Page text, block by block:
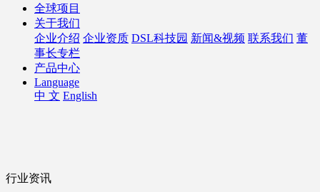
全球项目
关于我们
企业介绍 企业资质 DSL科技园 新闻&视频 联系我们 董
事长专栏
产品中心
Language
中 文 English
行业资讯